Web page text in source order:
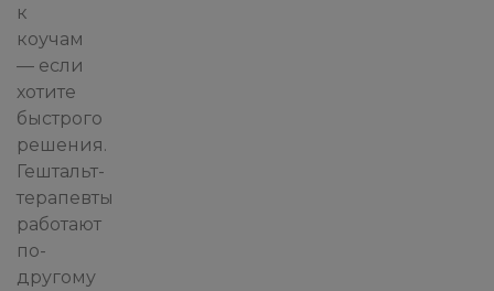
к
коучам
— если
хотите
быстрого
решения.
Гештальт-
терапевты
работают
по-
другому